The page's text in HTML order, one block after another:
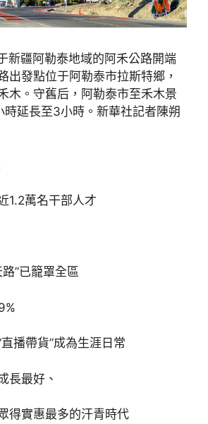
疆阿勒泰地域的阿禾公路開端
出發點位于阿勒泰市拉斯特鄉，
木。守舊后，阿勒泰市至禾木景
時延長至3小時。新華社記者陳朔
1.2萬名干部人才
”已籠罩全區
播帶貨”成為生涯日常
長最好、
得實惠最多的汗青時代